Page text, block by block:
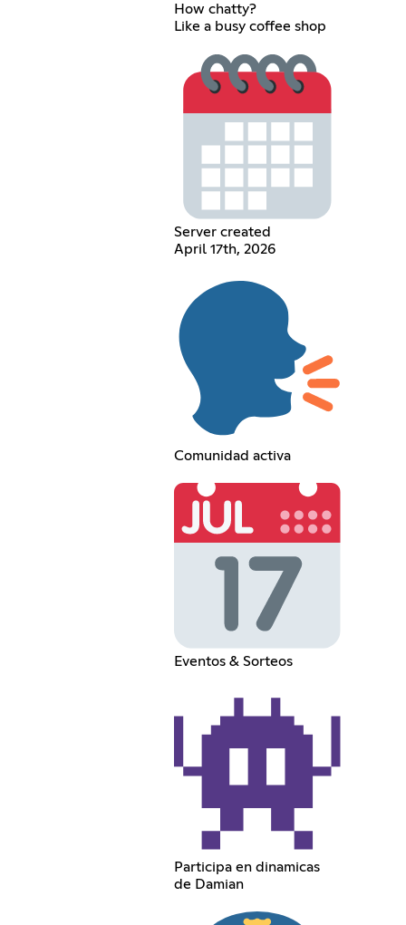
How chatty?
Like a busy coffee shop
Server created
April 17th, 2026
Comunidad activa
Eventos & Sorteos
Participa en dinamicas
de Damian